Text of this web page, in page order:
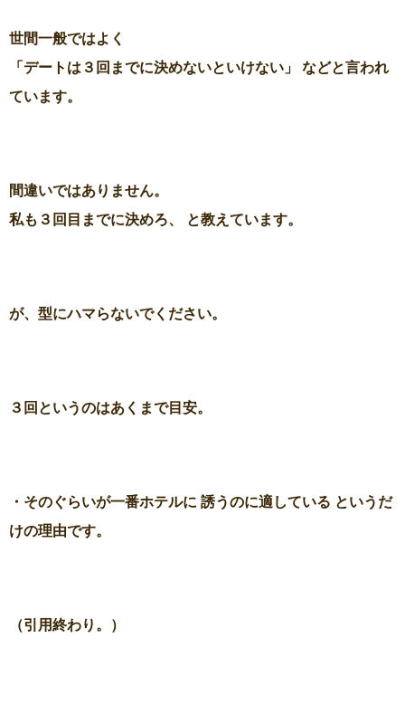
世間一般ではよく
「デートは３回までに決めないといけない」 などと言われ
ています。
間違いではありません。
私も３回目までに決めろ、 と教えています。
が、型にハマらないでください。
３回というのはあくまで目安。
・そのぐらいが一番ホテルに 誘うのに適している というだ
けの理由です。
（引用終わり。）